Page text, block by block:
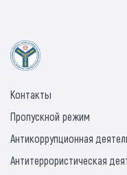
Контакты
Пропускной режим
Антикоррупционная
Антитеррористическая